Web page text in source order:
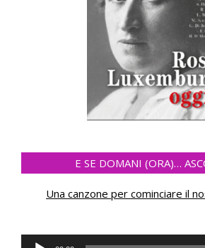
E SE DOMANI (ORA)…
Una canzone per cominciare il
Audio